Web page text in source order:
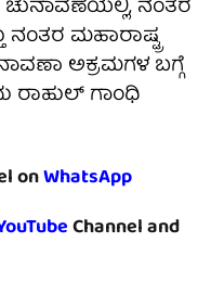
ಚುನಾವಣೆಯಲ್ಲಿ, ನಂತರ
ಮಹಾರಾಷ್ಟ್ರ
ಅಕ್ರಮಗಳ ಬಗ್ಗೆ
ರಾಹುಲ್ ಗಾಂಧಿ
onWhatsApp
Channel and